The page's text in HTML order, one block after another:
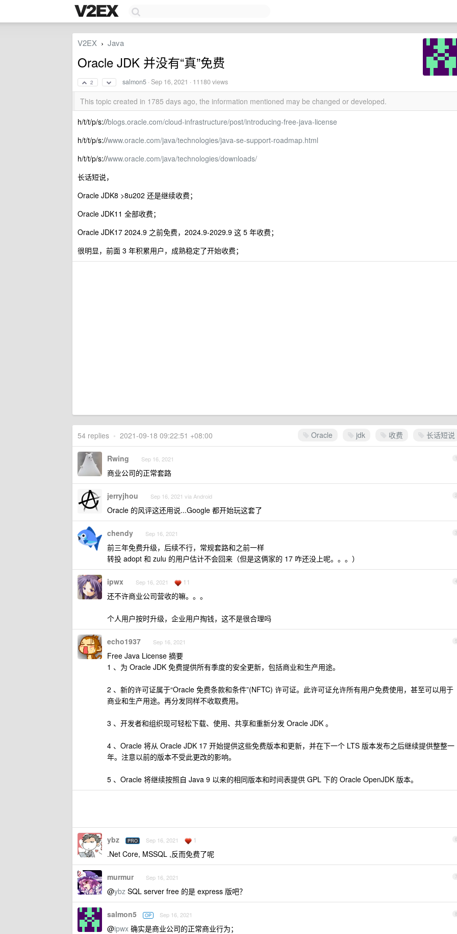
V2EX › Java
Oracle JDK 并没有“真”免费
2 salmon5 ·Sep 16, 2021 · 11180 views
This topic created in 1785 days ago, the information mentioned may be changed or developed.
h/t/t/p/s://blogs.oracle.com/cloud-infrastructure/post/introducing-free-java-license
h/t/t/p/s://www.oracle.com/java/technologies/java-se-support-roadmap.html
h/t/t/p/s://www.oracle.com/java/technologies/downloads/
长话短说，
Oracle JDK8 >8u202 还是继续收费；
Oracle JDK11 全部收费；
Oracle JDK17 2024.9 之前免费，2024.9-2029.9 这 5 年收费；
很明显，前面 3 年积累用户，成熟稳定了开始收费；
Oracle jdk 收费 长话短说
54 replies • 2021-09-18 09:22:51 +08:00
1
Rwing Sep 16, 2021
商业公司的正常套路
2
jerryjhou Sep 16, 2021 via Android
Oracle 的风评这还用说...Google 都开始玩这套了
3
chendy Sep 16, 2021
前三年免费升级，后续不行，常规套路和之前一样
转投 adopt 和 zulu 的用户估计不会回来（但是这俩家的 17 咋还没上呢。。。）
4
ipwx Sep 16, 2021 11
还不许商业公司营收的嘛。。。
个人用户按时升级，企业用户掏钱，这不是很合理吗
5
echo1937 Sep 16, 2021
Free Java License 摘要
1 、为 Oracle JDK 免费提供所有季度的安全更新，包括商业和生产用途。
2 、新的许可证属于“Oracle 免费条款和条件”(NFTC) 许可证。此许可证允许所有用户免费使用，甚至可以用于
商业和生产用途。再分发同样不收取费用。
3 、开发者和组织现可轻松下载、使用、共享和重新分发 Oracle JDK 。
4 、Oracle 将从 Oracle JDK 17 开始提供这些免费版本和更新，并在下一个 LTS 版本发布之后继续提供整整一
年。注意以前的版本不受此更改的影响。
5 、Oracle 将继续按照自 Java 9 以来的相同版本和时间表提供 GPL 下的 Oracle OpenJDK 版本。
6
ybz PRO Sep 16, 2021 1
.Net Core, MSSQL ,反而免费了呢
7
murmur Sep 16, 2021
@ybz SQL server free 的是 express 版吧？
8
salmon5 OP Sep 16, 2021
@ipwx 确实是商业公司的正常商业行为；